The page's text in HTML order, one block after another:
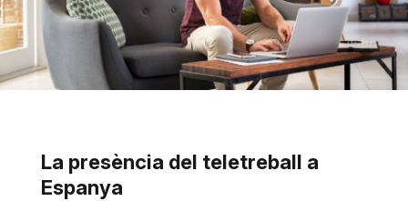
La presència del teletreball a
Espanya